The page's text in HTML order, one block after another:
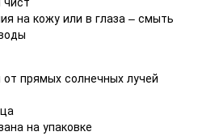
на кожу или в глаза – смыть
прямых солнечных лучей
на упаковке